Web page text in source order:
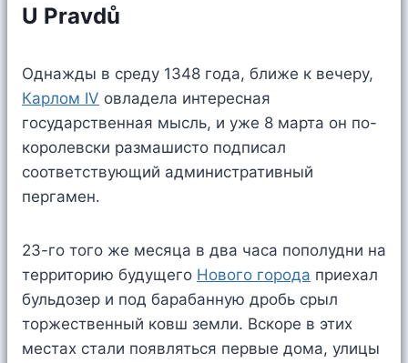
U Pravdů
Однажды в среду 1348 года, ближе к вечеру,
Карлом IV овладела интересная
государственная мысль, и уже 8 марта он по-
королевски размашисто подписал
соответствующий административный
пергамен.
23-го того же месяца в два часа пополудни на
территорию будущего Нового города приехал
бульдозер и под барабанную дробь срыл
торжественный ковш земли. Вскоре в этих
местах стали появляться первые дома, улицы